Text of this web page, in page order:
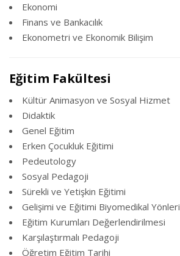
Ekonomi
Finans ve Bankacılık
Ekonometri ve Ekonomik Bilişim
Eğitim Fakültesi
Kültür Animasyon ve Sosyal Hizmet
Didaktik
Genel Eğitim
Erken Çocukluk Eğitimi
Pedeutology
Sosyal Pedagoji
Sürekli ve Yetişkin Eğitimi
Gelişimi ve Eğitimi Biyomedikal Yönleri
Eğitim Kurumları Değerlendirilmesi
Karşılaştırmalı Pedagoji
Öğretim Eğitim Tarihi